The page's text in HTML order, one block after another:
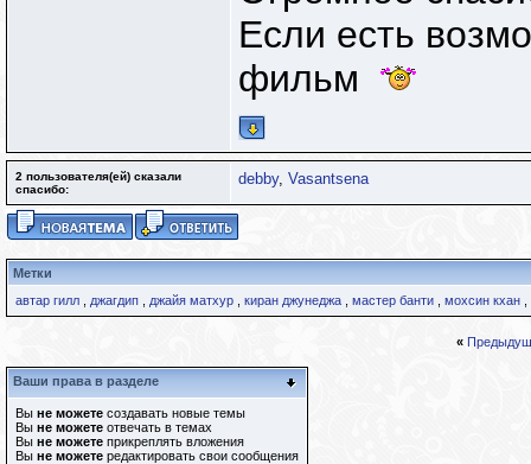
Если есть
фильм
2 пользователя(ей) сказали
cпасибо:
debby, Vasantsena
Метки
автар гилл
джагдип джайя матхур киран джунеджа мастер банти мохсин кхан
«
Ваши права в разделе
Вы не можете создавать новые темы
Вы не можете отвечать в темах
Вы не можете прикреплять вложения
Вы не можете редактировать свои сообщения